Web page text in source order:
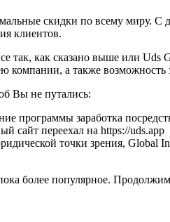
скидки по всему миру.
клиентов.
так, как сказано выше или
компании, а также возможность
Вы не путались:
программы заработка
сайт переехал на https://uds.app
точки зрения,
более популярное.